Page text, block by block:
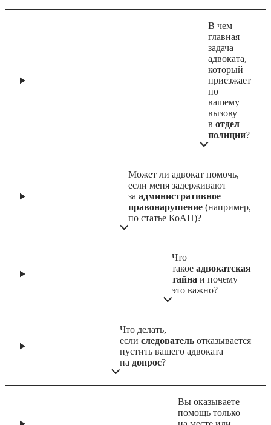
В чем
главная
задача
адвоката,
который
приезжает
по
вашему
вызову
в отдел
полиции?
Может ли адвокат помочь,
если меня задерживают
за административное
правонарушение (например,
по статье КоАП)?
Что
такое адвокатская
тайна и почему
это важно?
Что делать,
если следователь отказывается
пустить вашего адвоката
на допрос?
Вы оказываете
помощь только